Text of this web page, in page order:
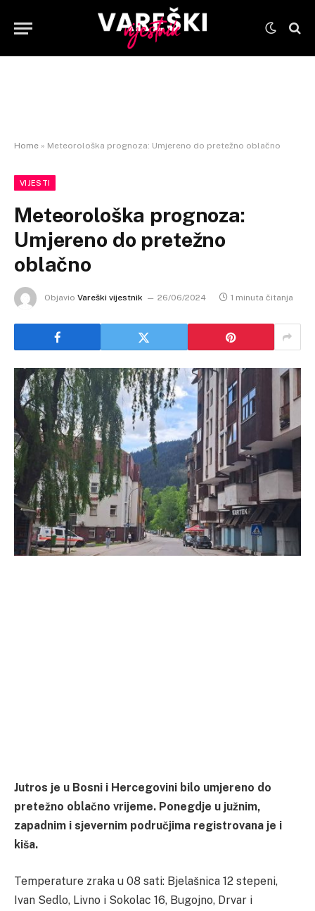
Home » Meteorološka prognoza: Umjereno do pretežno oblačno
VIJESTI
Meteorološka prognoza:
Umjereno do pretežno
oblačno
Objavio Vareški vijestnik 26/06/2024 1 minuta čitanja
Jutros je u Bosni i Hercegovini bilo umjereno do
pretežno oblačno vrijeme. Ponegdje u južnim,
zapadnim i sjevernim područjima registrovana je i
kiša.
Temperature zraka u 08 sati: Bjelašnica 12 stepeni,
Ivan Sedlo, Livno i Sokolac 16, Bugojno, Drvar i